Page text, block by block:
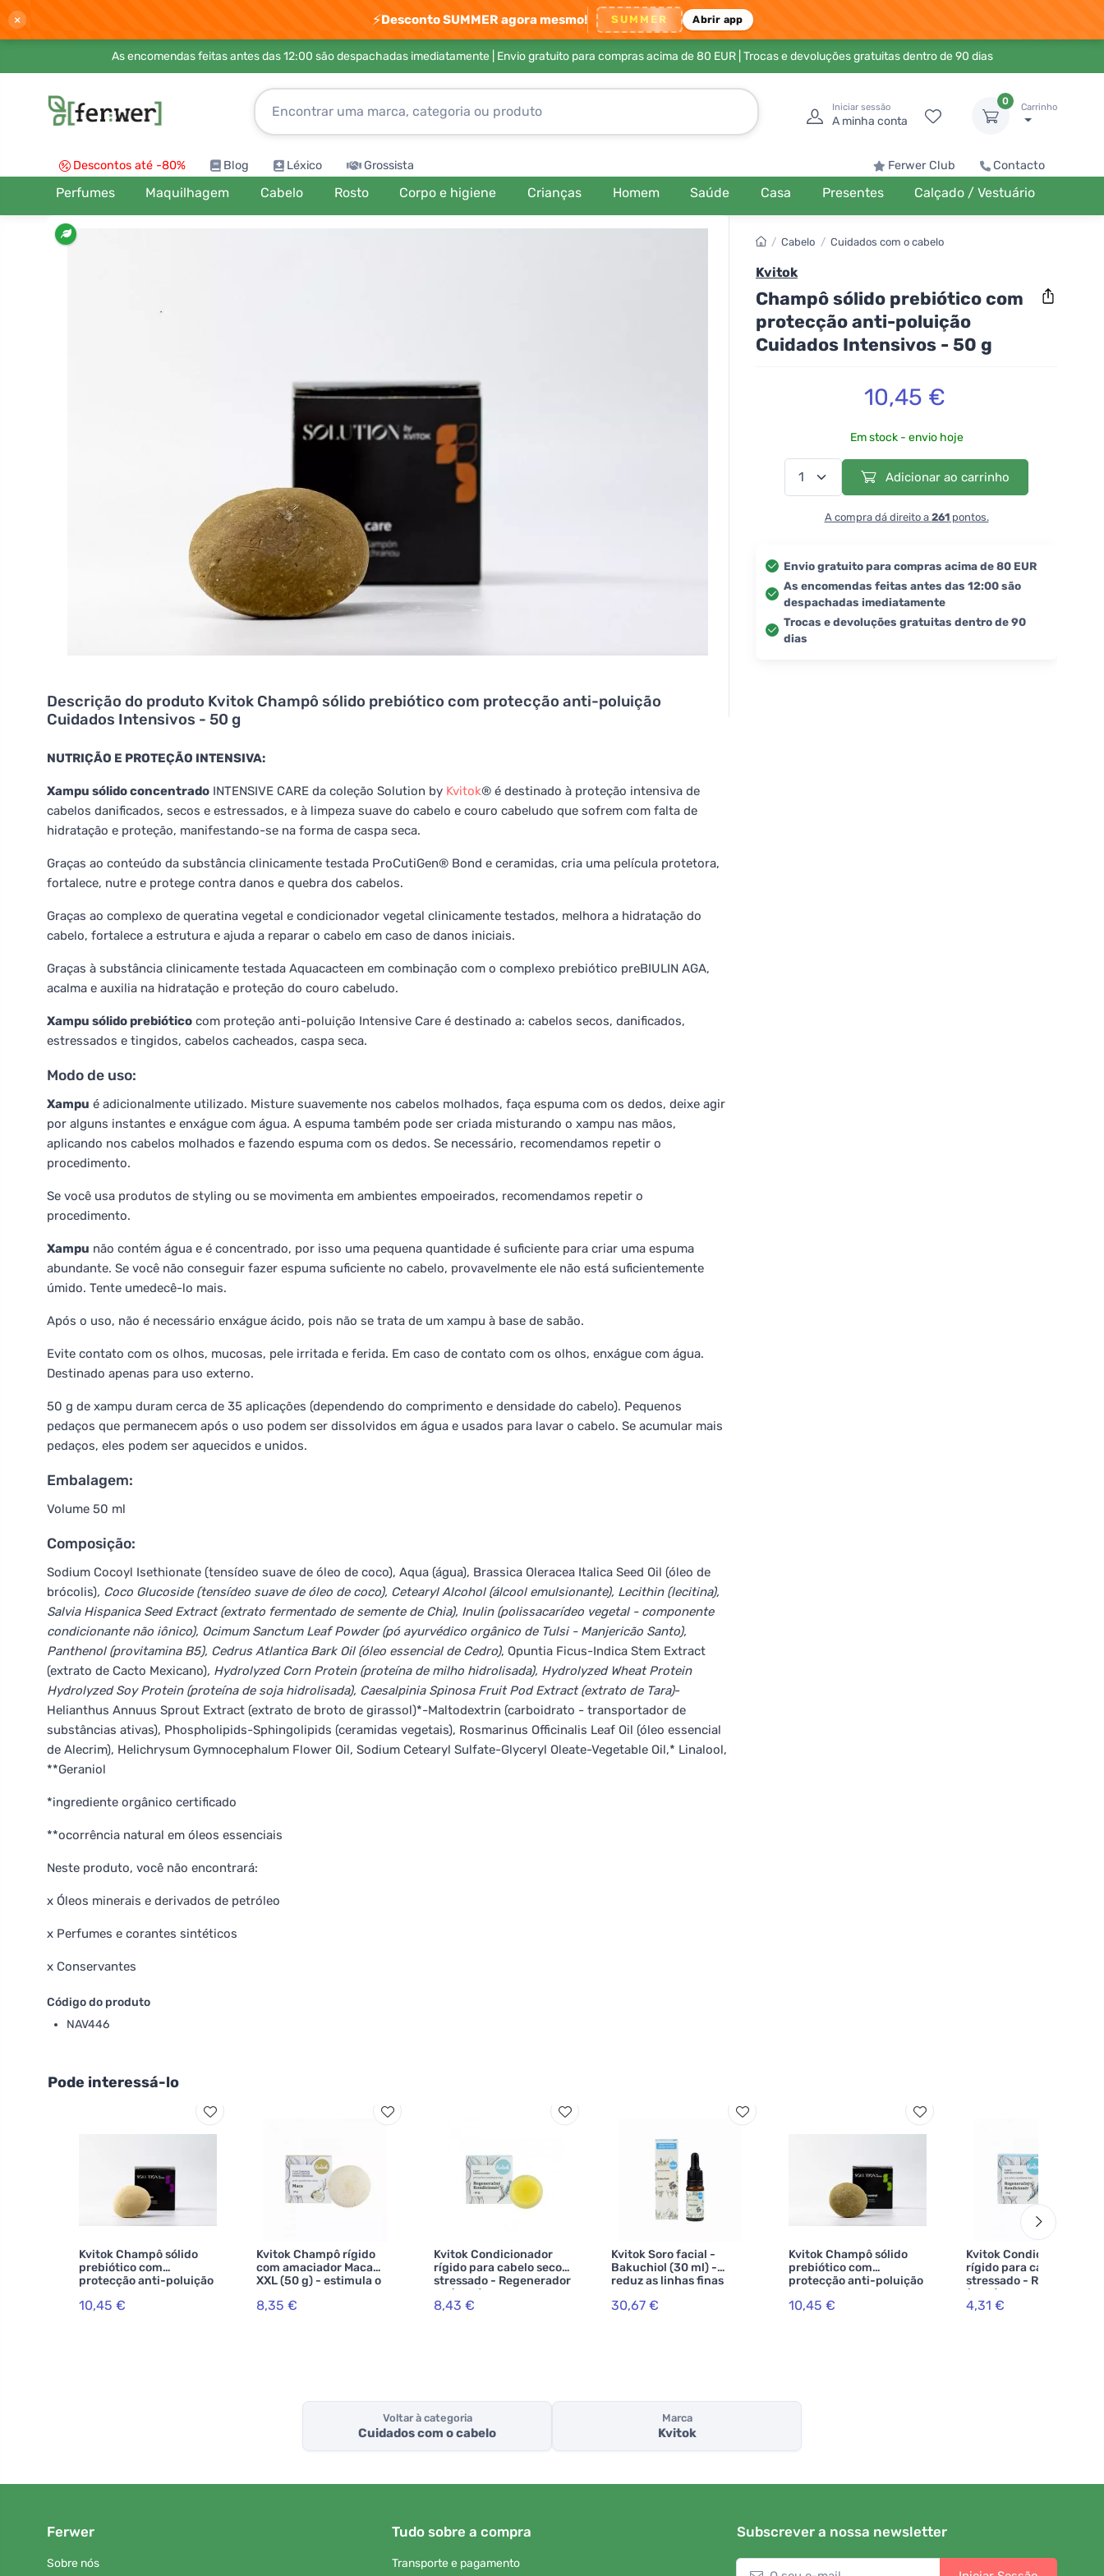
× ⚡Desconto SUMMER agora mesmo! SUMMER Abrir app
As encomendas feitas antes das 12:00 são despachadas imediatamente | Envio gratuito para compras acima de 80 EUR| Trocas e devoluções gratuitas dentro de 90 dias
Iniciar sessão
A minha conta
0
Carrinho
Descontos até -80% Blog Léxico Grossista Ferwer Club Contacto
Perfumes Maquilhagem Cabelo Rosto Corpo e higiene Crianças Homem Saúde Casa Presentes Calçado / Vestuário
Descrição do produto Kvitok Champô sólido prebiótico com protecção anti-poluição
Cuidados Intensivos - 50 g
NUTRIÇÃO E PROTEÇÃO INTENSIVA:
Xampu sólido concentrado INTENSIVE CARE da coleção Solution by Kvitok® é destinado à proteção intensiva de
cabelos danificados, secos e estressados, e à limpeza suave do cabelo e couro cabeludo que sofrem com falta de
hidratação e proteção, manifestando-se na forma de caspa seca.
Graças ao conteúdo da substância clinicamente testada ProCutiGen® Bond e ceramidas, cria uma película protetora,
fortalece, nutre e protege contra danos e quebra dos cabelos.
Graças ao complexo de queratina vegetal e condicionador vegetal clinicamente testados, melhora a hidratação do
cabelo, fortalece a estrutura e ajuda a reparar o cabelo em caso de danos iniciais.
Graças à substância clinicamente testada Aquacacteen em combinação com o complexo prebiótico preBIULIN AGA,
acalma e auxilia na hidratação e proteção do couro cabeludo.
Xampu sólido prebiótico com proteção anti-poluição Intensive Care é destinado a: cabelos secos, danificados,
estressados e tingidos, cabelos cacheados, caspa seca.
Modo de uso:
Xampu é adicionalmente utilizado. Misture suavemente nos cabelos molhados, faça espuma com os dedos, deixe agir
por alguns instantes e enxágue com água. A espuma também pode ser criada misturando o xampu nas mãos,
aplicando nos cabelos molhados e fazendo espuma com os dedos. Se necessário, recomendamos repetir o
procedimento.
Se você usa produtos de styling ou se movimenta em ambientes empoeirados, recomendamos repetir o
procedimento.
Xampu não contém água e é concentrado, por isso uma pequena quantidade é suficiente para criar uma espuma
abundante. Se você não conseguir fazer espuma suficiente no cabelo, provavelmente ele não está suficientemente
úmido. Tente umedecê-lo mais.
Após o uso, não é necessário enxágue ácido, pois não se trata de um xampu à base de sabão.
Evite contato com os olhos, mucosas, pele irritada e ferida. Em caso de contato com os olhos, enxágue com água.
Destinado apenas para uso externo.
50 g de xampu duram cerca de 35 aplicações (dependendo do comprimento e densidade do cabelo). Pequenos
pedaços que permanecem após o uso podem ser dissolvidos em água e usados para lavar o cabelo. Se acumular mais
pedaços, eles podem ser aquecidos e unidos.
Embalagem:
Volume 50 ml
Composição:
Sodium Cocoyl Isethionate (tensídeo suave de óleo de coco), Aqua (água), Brassica Oleracea Italica Seed Oil (óleo de
brócolis), Coco Glucoside (tensídeo suave de óleo de coco), Cetearyl Alcohol (álcool emulsionante), Lecithin (lecitina),
Salvia Hispanica Seed Extract (extrato fermentado de semente de Chia), Inulin (polissacarídeo vegetal - componente
condicionante não iônico), Ocimum Sanctum Leaf Powder (pó ayurvédico orgânico de Tulsi - Manjericão Santo),
Panthenol (provitamina B5), Cedrus Atlantica Bark Oil (óleo essencial de Cedro), Opuntia Ficus-Indica Stem Extract
(extrato de Cacto Mexicano), Hydrolyzed Corn Protein (proteína de milho hidrolisada), Hydrolyzed Wheat Protein
Hydrolyzed Soy Protein (proteína de soja hidrolisada), Caesalpinia Spinosa Fruit Pod Extract (extrato de Tara)-
Helianthus Annuus Sprout Extract (extrato de broto de girassol)*-Maltodextrin (carboidrato - transportador de
substâncias ativas), Phospholipids-Sphingolipids (ceramidas vegetais), Rosmarinus Officinalis Leaf Oil (óleo essencial
de Alecrim), Helichrysum Gymnocephalum Flower Oil, Sodium Cetearyl Sulfate-Glyceryl Oleate-Vegetable Oil,* Linalool,
**Geraniol
*ingrediente orgânico certificado
**ocorrência natural em óleos essenciais
Neste produto, você não encontrará:
x Óleos minerais e derivados de petróleo
x Perfumes e corantes sintéticos
x Conservantes
Código do produto
NAV446
/ Cabelo / Cuidados com o cabelo
Kvitok
Champô sólido prebiótico com
protecção anti-poluição
Cuidados Intensivos - 50 g
10,45 €
Em stock - envio hoje
Adicionar ao carrinho
A compra dá direito a 261pontos.
Envio gratuito para compras acima de 80 EUR
As encomendas feitas antes das 12:00 são
despachadas imediatamente
Trocas e devoluções gratuitas dentro de 90
dias
Pode interessá-lo
Kvitok Champô sólido
prebiótico com
protecção anti-poluição
Hair Booster - 50 g
10,45 €
Kvitok Champô rígido
com amaciador Maca
XXL (50 g) - estimula o
crescimento do cabelo
8,35 €
Kvitok Condicionador
rígido para cabelo seco e
stressado - Regenerador
XL (50 g)
8,43 €
Kvitok Soro facial -
Bakuchiol (30 ml) -
reduz as linhas finas
30,67 €
Kvitok Champô sólido
prebiótico com
protecção anti-poluição
10,45 €
Kvitok Condicionador
rígido para cabelo seco e
stressado - Regenerador
(20 g)
4,31 €
Voltar à categoria
Cuidados com o cabelo
Marca
Kvitok
Ferwer
Sobre nós
Tudo sobre a compra
Transporte e pagamento
Subscrever a nossa newsletter